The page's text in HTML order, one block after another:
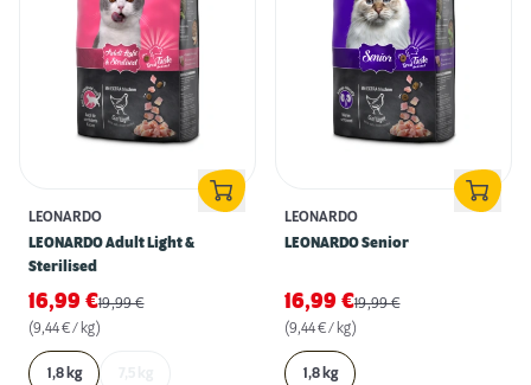
LEONARDO
LEONARDO Adult Light &
Sterilised
16,99 €19,99€
(9,44 € / kg)
1,8 kg
LEONARDO
LEONARDO Senior
16,99 €19,99€
(9,44 € / kg)
1,8 kg